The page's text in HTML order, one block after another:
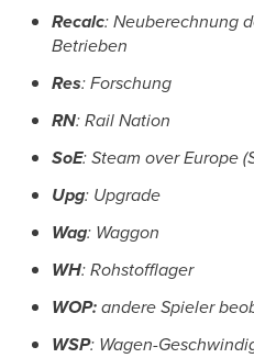
Recalc: Neuberechnung
Betrieben
Res: Forschung
RN: Rail Nation
SoE: Steam over Europe
Upg: Upgrade
Wag: Waggon
WH: Rohstofflager
WOP:andere Spieler
WSP: Wagen-